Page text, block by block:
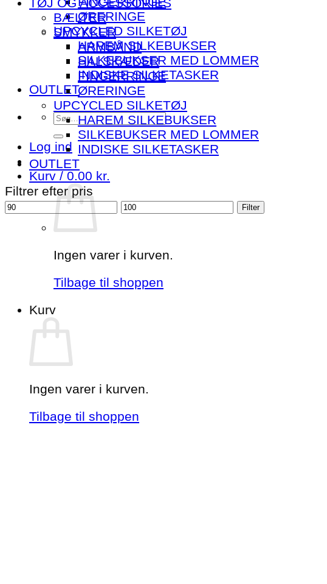
ØRERINGE
UPCYCLED SILKETØJ
HAREM SILKEBUKSER
SILKEBUKSER MED LOMMER
INDISKE SILKETASKER
OUTLET
Søg
efter:
Log ind
Kurv / 0.00 kr.
Ingen varer i kurven.
Tilbage til shoppen
Kurv
Ingen varer i kurven.
Tilbage til shoppen
BÆLTER
SMYKKER
ARMBÅND
HALSKÆDER
FINGERRINGE
ØRERINGE
UPCYCLED SILKETØJ
HAREM SILKEBUKSER
SILKEBUKSER MED LOMMER
INDISKE SILKETASKER
OUTLET
Filtrer efter pris
Mindste
Højeste
Filter